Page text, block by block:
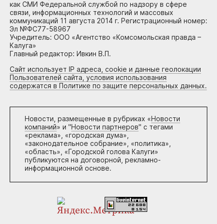
как СМИ Федеральной службой по надзору в сфере
связи, информационных технологий и массовых
коммуникаций 11 августа 2014 г. Регистрационный номер:
Эл №ФС77-58967
Учредитель: ООО «Агентство «Комсомольская правда –
Калуга»
Главный редактор: Ивкин В.П.
Сайт использует IP адреса, cookie и данные геолокации
Пользователей сайта, условия использования
содержатся в Политике по защите персональных данных.
Новости, размещенные в рубриках «Новости
компаний» и "Новости партнеров" с тегами
«реклама», «городская дума»,
«законодательное собрание», «политика»,
«область», «Городской голова Калуги»
публикуются на договорной, рекламно-
информационной основе.